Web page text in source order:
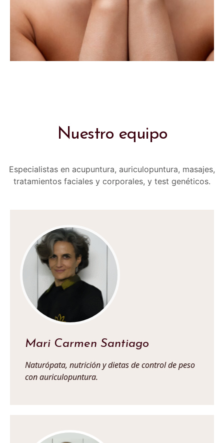
Nuestro equipo
Especialistas en acupuntura, auriculopuntura, masajes,
tratamientos faciales y corporales, y test genéticos.
Mari Carmen Santiago
Naturópata, nutrición y dietas de control de peso
con auriculopuntura.